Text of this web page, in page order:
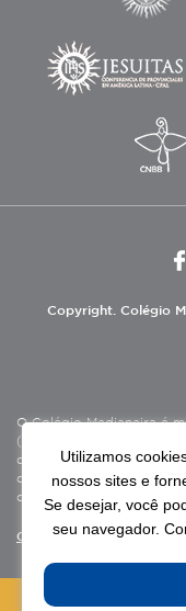
Copyright. Colégio
O Colégio Medianeira é
(ASAV), instituição de
de natureza educativa,
como Entidade
de educação e assistência
Continue lendo
Utilizamos
nossos sites e
Se desejar, você
seu navegador.